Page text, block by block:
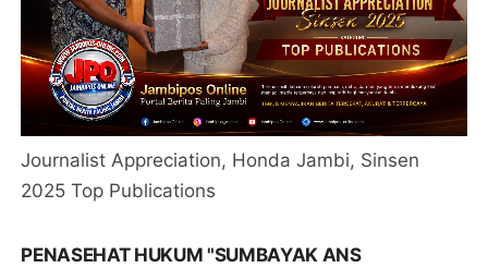
Journalist Appreciation, Honda Jambi, Sinsen
2025 Top Publications
PENASEHAT HUKUM "SUMBAYAK ANS